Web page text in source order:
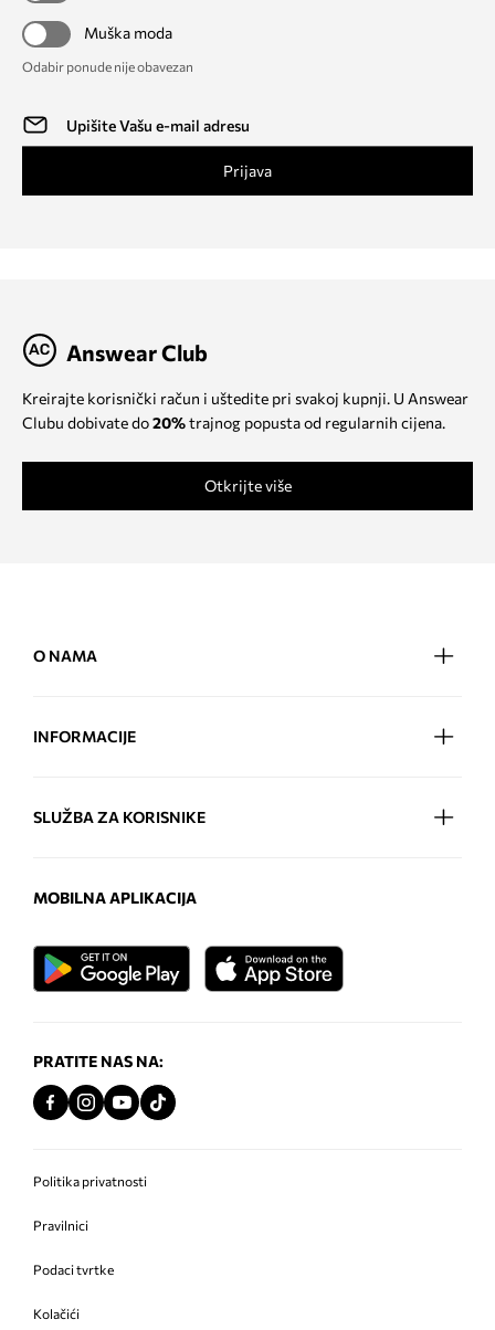
Muška moda
Odabir ponude nije obavezan
Prijava
Answear Club
Kreirajte korisnički račun i uštedite pri svakoj kupnji. U Answear
Clubu dobivate do20%trajnog popusta od regularnih cijena.
Otkrijte više
O NAMA
INFORMACIJE
SLUŽBA ZA KORISNIKE
MOBILNA APLIKACIJA
PRATITE NAS NA:
Politika privatnosti
Pravilnici
Podaci tvrtke
Kolačići